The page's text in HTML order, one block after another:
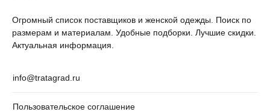
Огромный список поставщиков и женской одежды. Поиск по
размерам и материалам. Удобные подборки. Лучшие скидки.
Актуальная информация.
info@tratagrad.ru
Пользовательское соглашение